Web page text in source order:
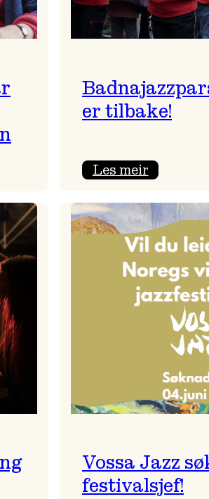
er tilbake!
Les meir:
er
tilbake!
Vossa Jazz
festivalsjef!